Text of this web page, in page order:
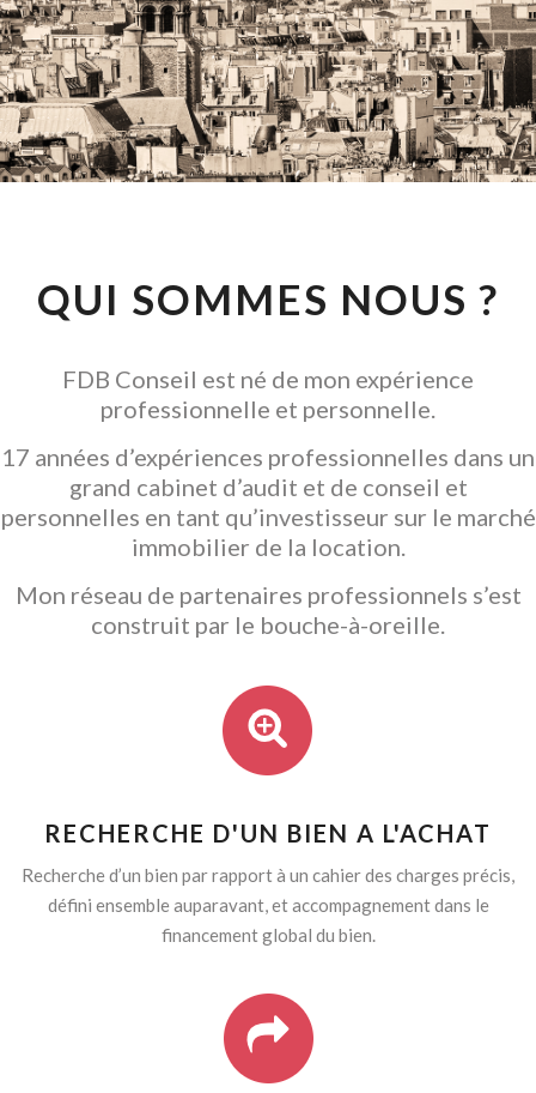
CONSEIL EN
INVESTISSEMENT
LOCATIF
GARANTIR L' ACQUISITION
QUI SOMMES NOUS ?
FDB Conseil est né de mon expérience
professionnelle et personnelle.
17 années d’expériences professionnelles dans un
grand cabinet d’audit et de conseil et
personnelles en tant qu’investisseur sur le marché
immobilier de la location.
Mon réseau de partenaires professionnels s’est
construit par le bouche-à-oreille.
RECHERCHE D'UN BIEN A L'ACHAT
Recherche d’un bien par rapport à un cahier des charges précis,
défini ensemble auparavant, et accompagnement dans le
financement global du bien.